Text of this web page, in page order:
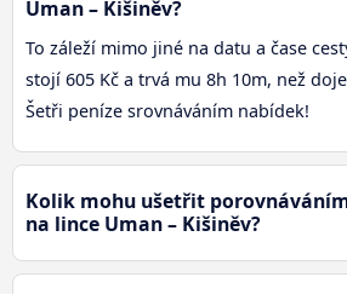
Uman – Kišiněv?
To záleží mimo jiné na datu a čase
stojí 605 Kč a trvá mu 8h 10m, než
Šetři peníze srovnáváním nabídek!
Kolik mohu ušetřit
na lince Uman – Kišiněv?